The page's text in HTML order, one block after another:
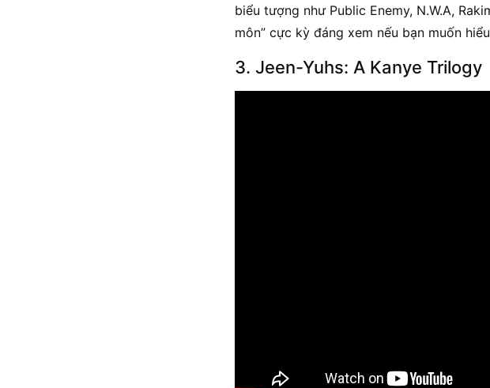
biểu tượng như Public Enemy, N.W.A,
môn” cực kỳ đáng xem nếu bạn muốn
3. Jeen-Yuhs: A Kanye Trilogy